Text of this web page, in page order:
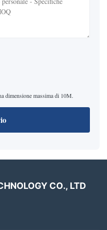
dimensione massima di 10M.
CO., LTD